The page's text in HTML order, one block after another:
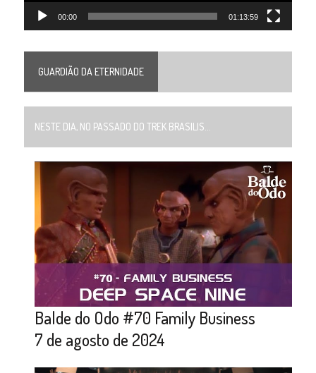
00:00 01:13:59
GUARDIÃO DA ETERNIDADE
NESTE DIA, NO PASSADO DO TREK BRASILIS...
Balde do Odo #70 Family Business
7 de agosto de 2024